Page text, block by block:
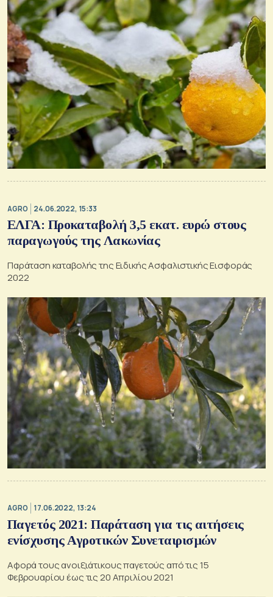
AGRO 24.06.2022, 15:33
ΕΛΓΑ: Προκαταβολή 3,5 εκατ. ευρώ στους
παραγωγούς της Λακωνίας
Παράταση καταβολής της Ειδικής Ασφαλιστικής Εισφοράς
2022
AGRO 17.06.2022, 13:24
Παγετός 2021: Παράταση για τις αιτήσεις
ενίσχυσης Αγροτικών Συνεταιρισμών
Αφορά τους ανοιξιάτικους παγετούς από τις 15
Φεβρουαρίου έως τις 20 Απριλίου 2021